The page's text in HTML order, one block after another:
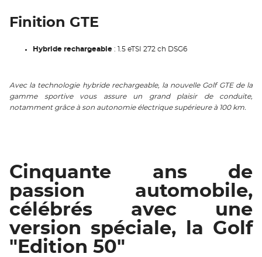
Finition GTE
Hybride rechargeable : 1.5 eTSI 272 ch DSG6
Avec la technologie hybride rechargeable, la nouvelle Golf GTE de la
gamme sportive vous assure un grand plaisir de conduite,
notamment grâce à son autonomie électrique supérieure à 100 km.
Cinquante ans de
passion automobile,
célébrés avec une
version spéciale, la Golf
"Edition 50"